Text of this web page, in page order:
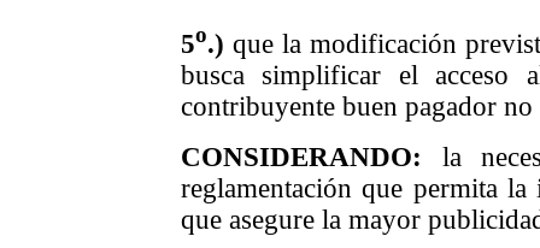
5o.) que la modificación
busca simplificar el acceso
contribuyente buen pagador
CONSIDERANDO: la
reglamentación que permita
que asegure la mayor